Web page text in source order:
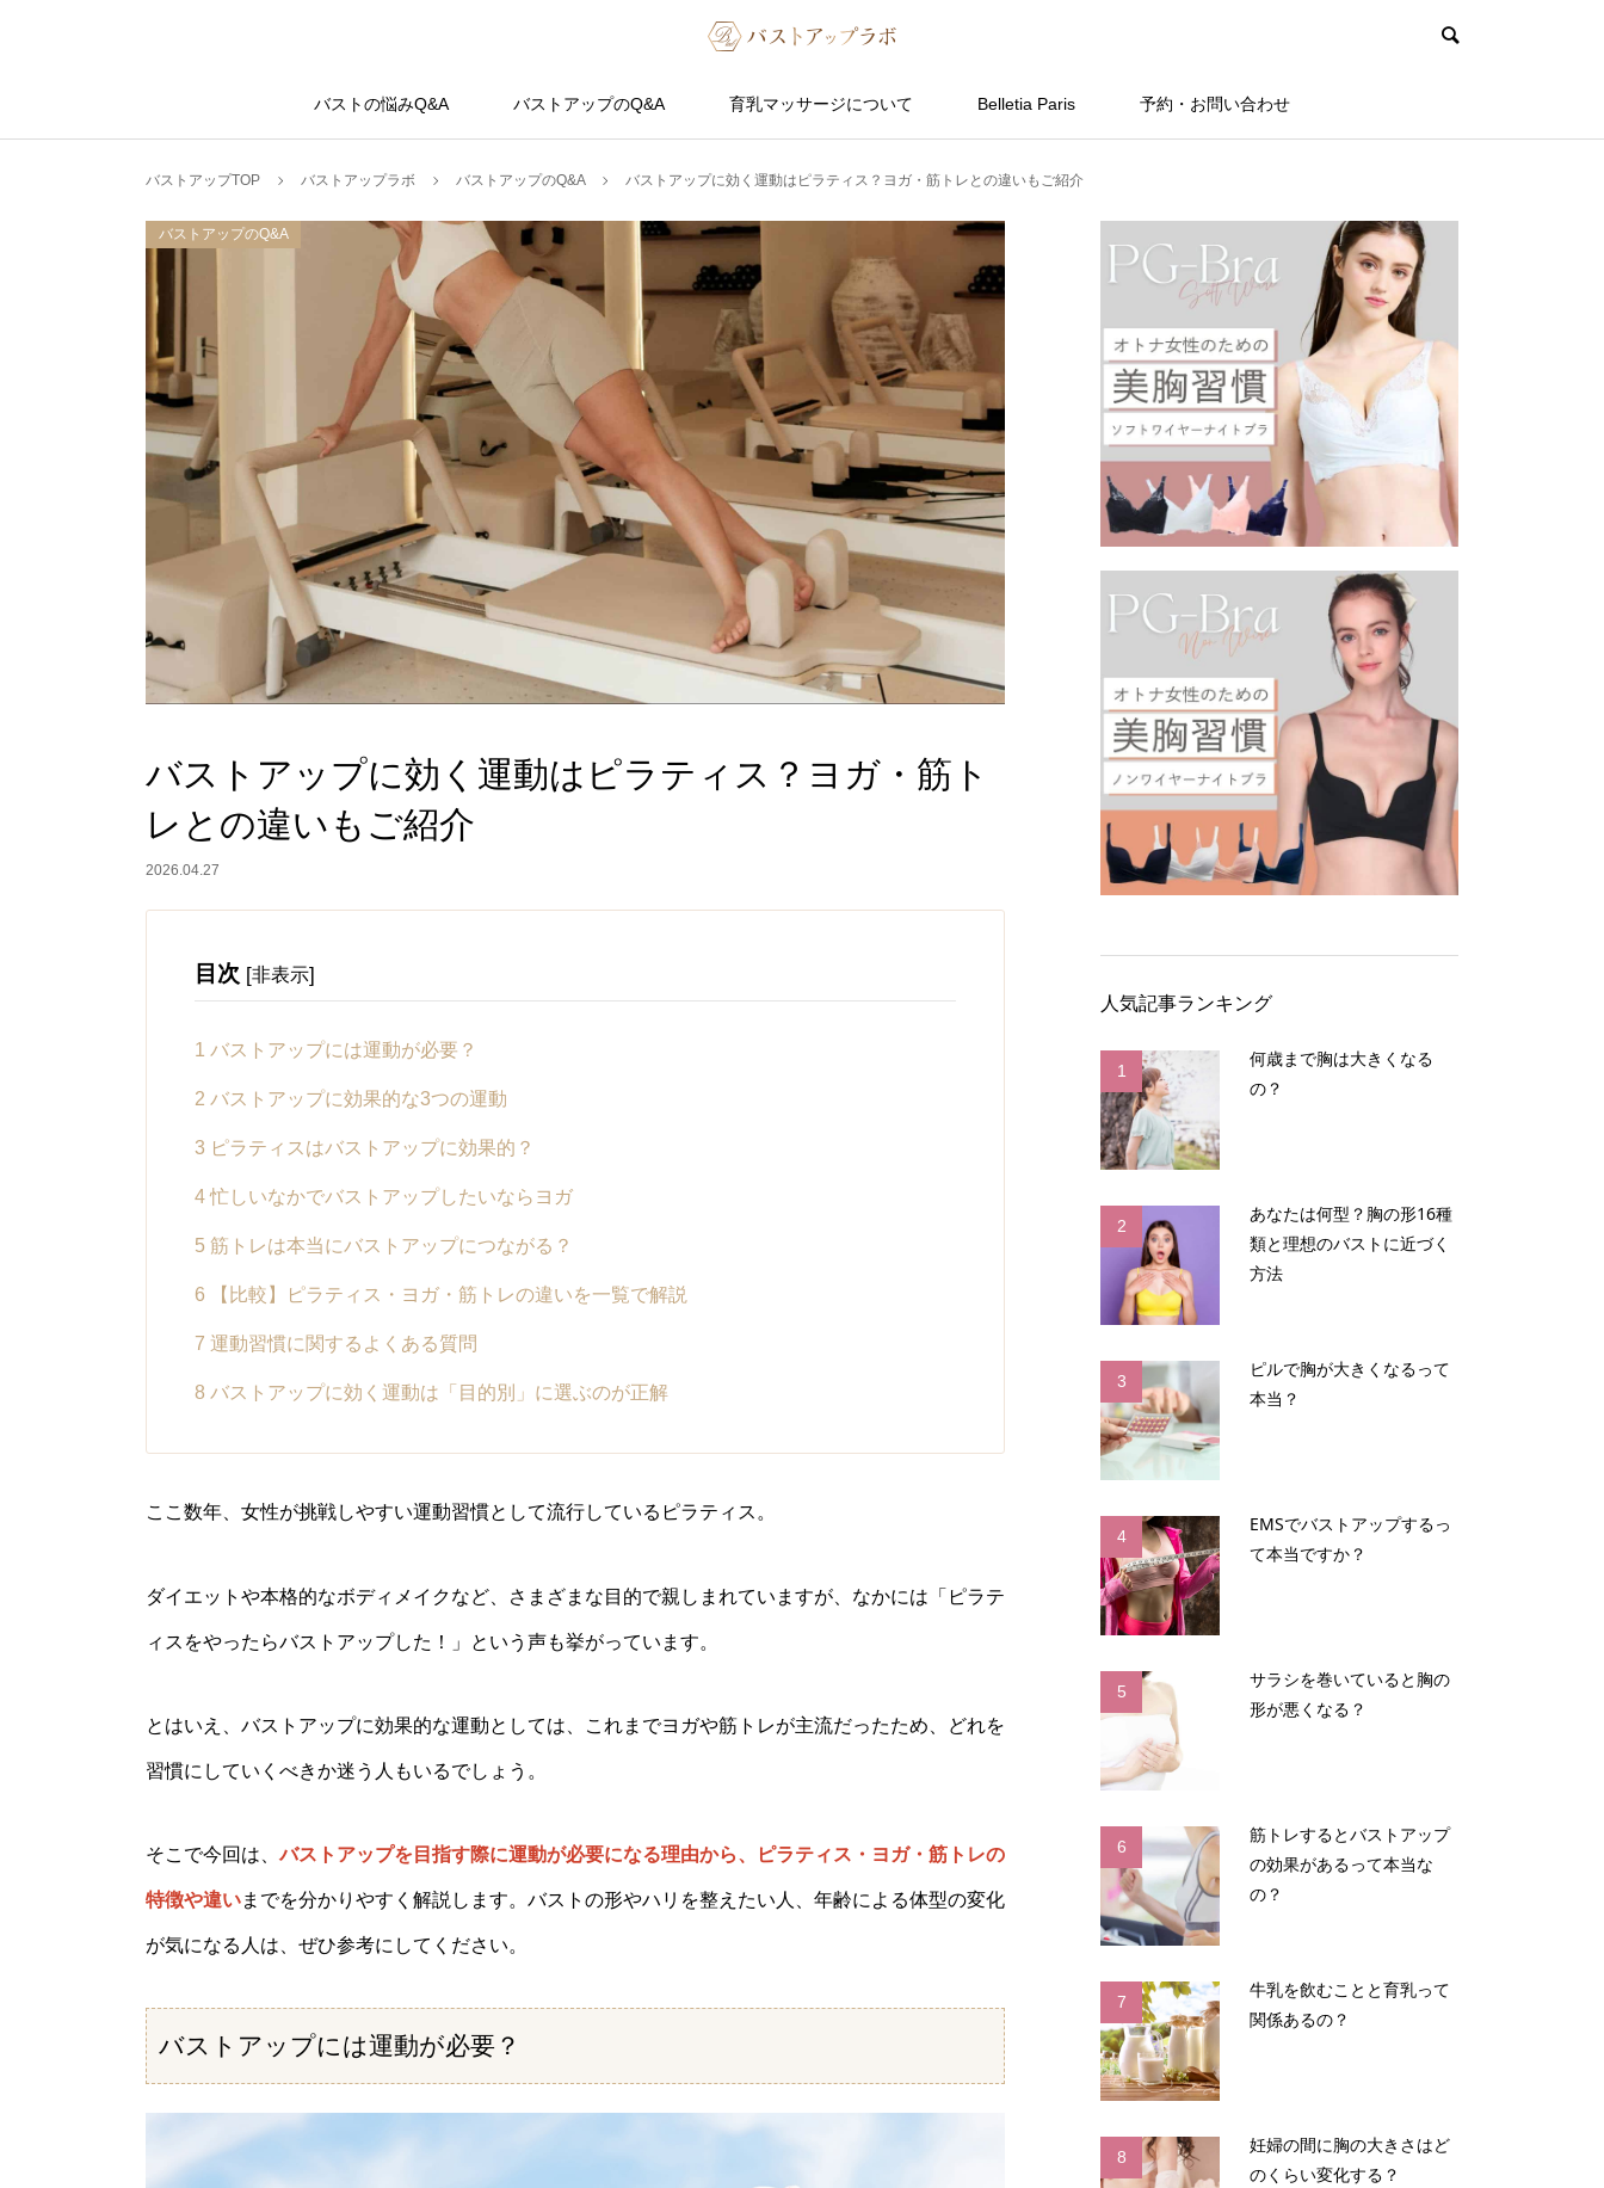
バストの悩みQ&A バストアップのQ&A 育乳マッサージについて Belletia Paris 予約・お問い合わせ
バストアップTOP バストアップラボ バストアップのQ&A バストアップに効く運動はピラティス？ヨガ・筋トレとの違いもご紹介
バストアップのQ&A
バストアップに効く運動はピラティス？ヨガ・筋ト
レとの違いもご紹介
2026.04.27
目次 [非表示]
1 バストアップには運動が必要？
2 バストアップに効果的な3つの運動
3 ピラティスはバストアップに効果的？
4忙しいなかでバストアップしたいならヨガ
5 筋トレは本当にバストアップにつながる？
6 【比較】ピラティス・ヨガ・筋トレの違いを一覧で解説
7 運動習慣に関するよくある質問
8 バストアップに効く運動は「目的別」に選ぶのが正解
ここ数年、女性が挑戦しやすい運動習慣として流行しているピラティス。
ダイエットや本格的なボディメイクなど、さまざまな目的で親しまれていますが、なかには「ピラテ
ィスをやったらバストアップした！」という声も挙がっています。
とはいえ、バストアップに効果的な運動としては、これまでヨガや筋トレが主流だったため、どれを
習慣にしていくべきか迷う人もいるでしょう。
そこで今回は、バストアップを目指す際に運動が必要になる理由から、ピラティス・ヨガ・筋トレの
特徴や違いまでを分かりやすく解説します。バストの形やハリを整えたい人、年齢による体型の変化
が気になる人は、ぜひ参考にしてください。
バストアップには運動が必要？
人気記事ランキング
1
何歳まで胸は大きくなる
の？
2
あなたは何型？胸の形16種
類と理想のバストに近づく
方法
3
ピルで胸が大きくなるって
本当？
4
EMSでバストアップするっ
て本当ですか？
5
サラシを巻いていると胸の
形が悪くなる？
6
筋トレするとバストアップ
の効果があるって本当な
の？
7
牛乳を飲むことと育乳って
関係あるの？
8
妊婦の間に胸の大きさはど
のくらい変化する？